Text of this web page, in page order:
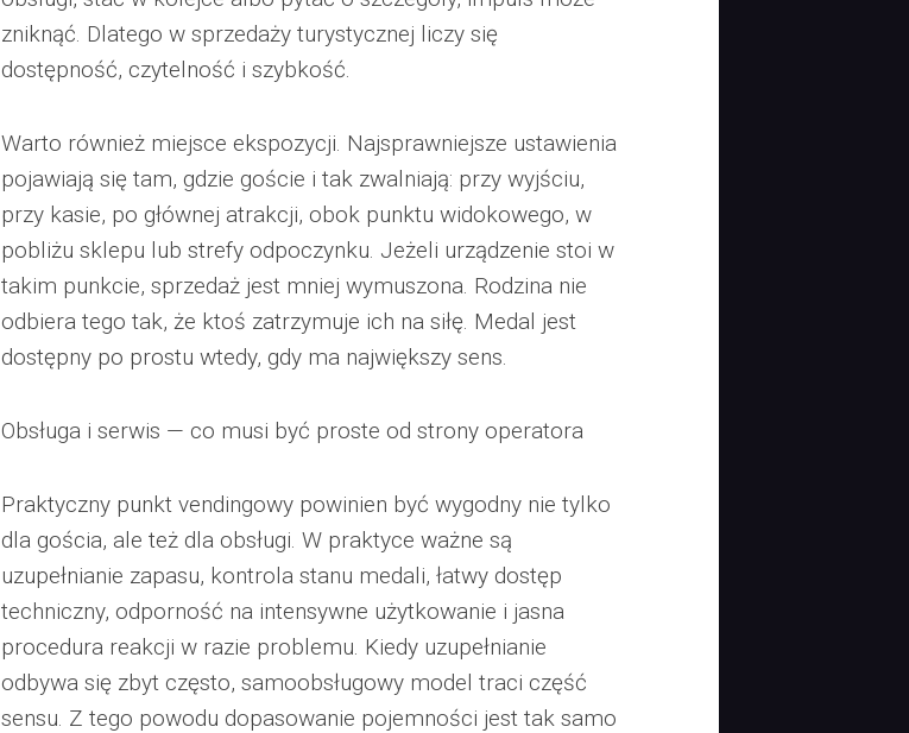
zniknąć. Dlatego w sprzedaży turystycznej liczy się
dostępność, czytelność i szybkość.
Warto również miejsce ekspozycji. Najsprawniejsze ustawienia
pojawiają się tam, gdzie goście i tak zwalniają: przy wyjściu,
przy kasie, po głównej atrakcji, obok punktu widokowego, w
pobliżu sklepu lub strefy odpoczynku. Jeżeli urządzenie stoi w
takim punkcie, sprzedaż jest mniej wymuszona. Rodzina nie
odbiera tego tak, że ktoś zatrzymuje ich na siłę. Medal jest
dostępny po prostu wtedy, gdy ma największy sens.
Obsługa i serwis — co musi być proste od strony operatora
Praktyczny punkt vendingowy powinien być wygodny nie tylko
dla gościa, ale też dla obsługi. W praktyce ważne są
uzupełnianie zapasu, kontrola stanu medali, łatwy dostęp
techniczny, odporność na intensywne użytkowanie i jasna
procedura reakcji w razie problemu. Kiedy uzupełnianie
odbywa się zbyt często, samoobsługowy model traci część
sensu. Z tego powodu dopasowanie pojemności jest tak samo